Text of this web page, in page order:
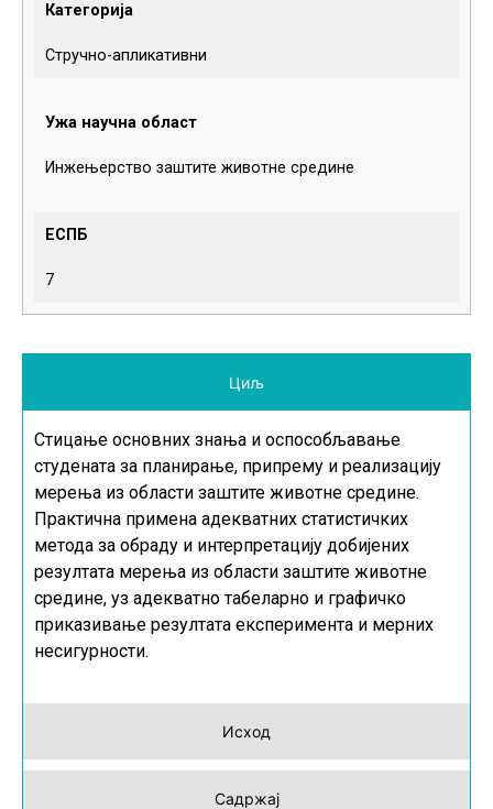
Категорија
Стручно-апликативни
Ужа научна област
Инжењерство заштите животне средине
ЕСПБ
7
Циљ
Исход
Садржај
Стицање основних знања и оспособљавање
студената за планирање, припрему и реализацију
мерења из области заштите животне средине.
Практична примена адекватних статистичких
метода за обраду и интерпретацију добијених
резултата мерења из области заштите животне
средине, уз адекватно табеларно и графичко
приказивање резултата експеримента и мерних
несигурности.